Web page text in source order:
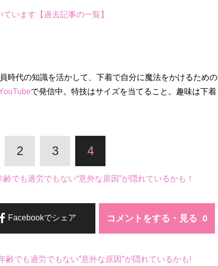
います【過去記事の一覧】
時代の知識を活かして、下着で自分に魔法をかけるための
で発信中。特技はサイズを当てること。趣味は下着
2 3 4
でも過労でもない“意外な原因”が隠れているかも！
コメントをする・見る
Facebookでシェア
でも過労でもない“意外な原因”が隠れているかも!